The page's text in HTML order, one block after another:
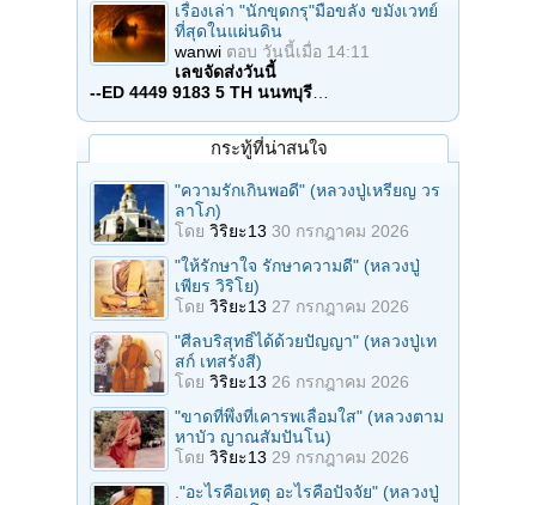
เรื่องเล่า "นักขุดกรุ"มือขลัง ขมังเวทย์
ที่สุดในแผ่นดิน
wanwi ตอบ วันนี้เมื่อ 14:11
เลขจัดส่งวันนี้
--ED 4449 9183 5 TH นนทบุรี
กระทู้ที่น่าสนใจ
"ความรักเกินพอดี" (หลวงปู่เหรียญ วร
ลาโภ)
โดย วิริยะ13 30 กรกฎาคม 2026
"ให้รักษาใจ รักษาความดี" (หลวงปู่
เพียร วิริโย)
โดย วิริยะ13 27 กรกฎาคม 2026
"ศีลบริสุทธิ์ได้ด้วยปัญญา" (หลวงปู่เท
สก์ เทสรังสี)
โดย วิริยะ13 26 กรกฎาคม 2026
"ขาดที่พึ่งที่เคารพเลื่อมใส" (หลวงตาม
หาบัว ญาณสัมปันโน)
โดย วิริยะ13 29 กรกฎาคม 2026
."อะไรคือเหตุ อะไรคือปัจจัย" (หลวงปู่